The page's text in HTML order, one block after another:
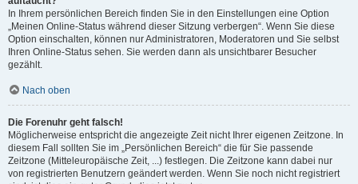
In Ihrem persönlichen Bereich finden Sie in den Einstellungen eine Option
„Meinen Online-Status während dieser Sitzung verbergen“. Wenn Sie diese
Option einschalten, können nur Administratoren, Moderatoren und Sie selbst
Ihren Online-Status sehen. Sie werden dann als unsichtbarer Besucher
gezählt.
Nach oben
Die Forenuhr geht falsch!
Möglicherweise entspricht die angezeigte Zeit nicht Ihrer eigenen Zeitzone. In
diesem Fall sollten Sie im „Persönlichen Bereich“ die für Sie passende
Zeitzone (Mitteleuropäische Zeit, ...) festlegen. Die Zeitzone kann dabei nur
von registrierten Benutzern geändert werden. Wenn Sie noch nicht registriert